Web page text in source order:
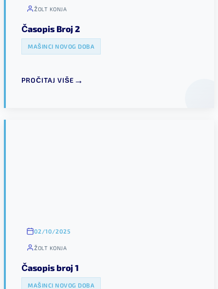
ŽOLT KONJA
Časopis Broj 2
MAŠINCI NOVOG DOBA
PROČITAJ VIŠE
02/10/2025
ŽOLT KONJA
Časopis broj 1
MAŠINCI NOVOG DOBA